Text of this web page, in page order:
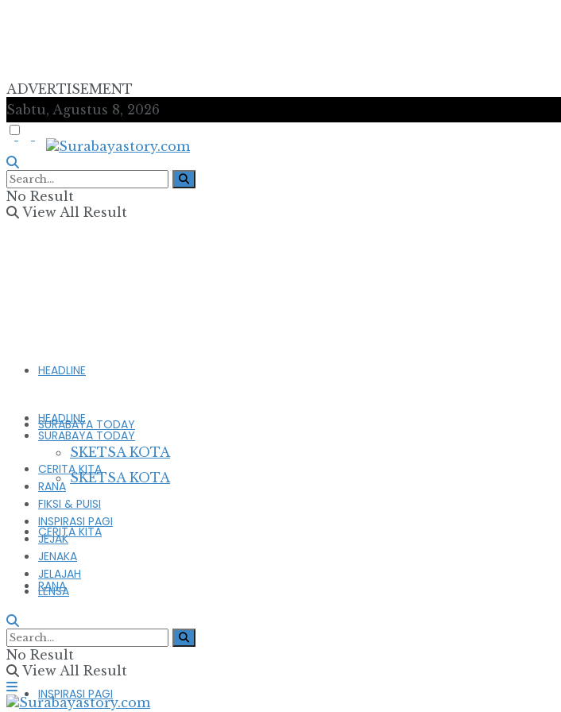
ADVERTISEMENT
Sabtu, Agustus 8, 2026
No Result
View All Result
HEADLINE
SURABAYA TODAY
SKETSA KOTA
CERITA KITA
RANA
FIKSI & PUISI
INSPIRASI PAGI
HEADLINE
SURABAYA TODAY
SKETSA KOTA
CERITA KITA
RANA
FIKSI & PUISI
INSPIRASI PAGI
JEJAK
JENAKA
JELAJAH
LENSA
No Result
View All Result